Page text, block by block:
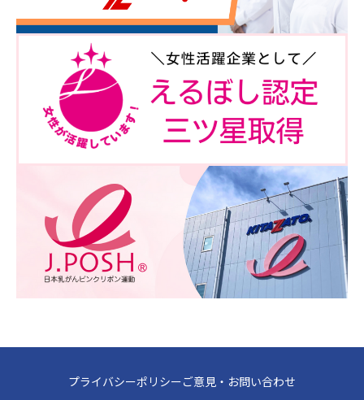
プライバシーポリシーご意見・お問い合わせ